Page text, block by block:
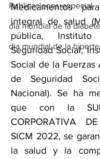
Publicaciones especial
dia mundial de la
dia mundial de la
Medicamentos
integral de salud
pública,
Seguridad Social,
Social de la Fuerzas
de Seguridad
Nacional). Se ha
que con la
CORPORATIVA
SICM 2022, se
la salud y la